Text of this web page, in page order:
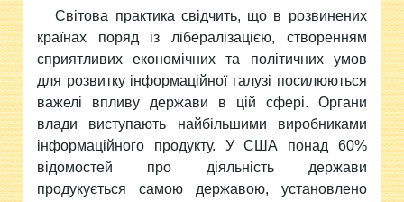
Світова практика свідчить, що в розвинених
країнах поряд із лібералізацією, створенням
сприятливих економічних та політичних умов
для розвитку інформаційної галузі посилюються
важелі впливу держави в цій сфері. Органи
влади виступають найбільшими виробниками
інформаційного продукту. У США понад 60%
відомостей про діяльність держави
продукується самою державою, установлено